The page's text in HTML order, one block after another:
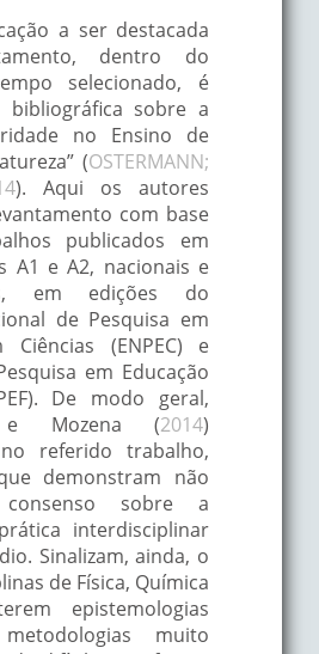
a ser destacada
dentro do
selecionado, é
bibliográfica sobre a
no Ensino de
(OSTERMANN;
). Aqui os autores
com base
publicados em
A1 e A2, nacionais e
em edições do
de Pesquisa em
Ciências (ENPEC) e
em Educação
De modo geral,
e Mozena (2014)
referido trabalho,
demonstram não
sobre a
interdisciplinar
Sinalizam, ainda, o
de Física, Química
epistemologias
muito